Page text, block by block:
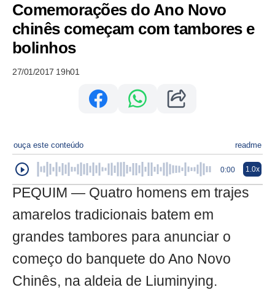
Comemorações do Ano Novo
chinês começam com tambores e
bolinhos
27/01/2017 19h01
ouça este conteúdo readme
0:00 1.0x
PEQUIM — Quatro homens em trajes
amarelos tradicionais batem em
grandes tambores para anunciar o
começo do banquete do Ano Novo
Chinês, na aldeia de Liuminying.